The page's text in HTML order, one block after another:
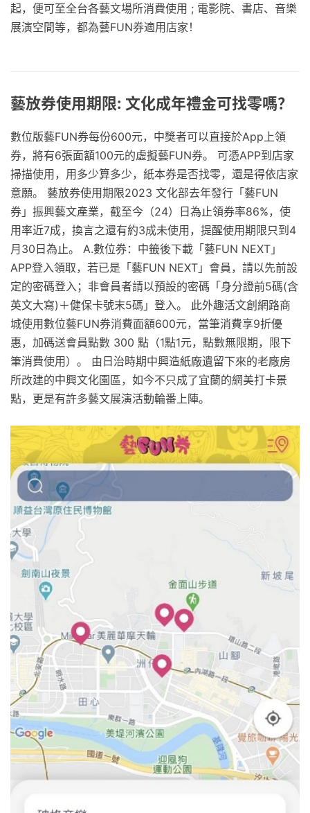
起，便可至全台各藝文場所消費使用 ; 電影院、書店、音樂
展演空間等，都為藝FUN券適用店家！
藝放券使用期限: 文化成年禮金可找零嗎？
數位版藝FUN券每份600元，中獎者可以直接於App上領
券，將有6張面額100元的虛擬藝FUN券。 可憑APP到店家
掃描使用，用多少算多少，紙本券是否找零，還是得依店家
意願。 藝放券使用期限2023 文化部去年發行「藝FUN
券」振興藝文產業，截至今（24）日為止領券率86%，使
用率近7成，換言之還有約3成未使用，提醒使用期限只到4
月30日為止。 A.數位券：中籤後下載「藝FUN NEXT」
APP登入領取，若已是「藝FUN NEXT」會員，請以先前設
定的密碼登入；非會員者請以預設的密碼「身分證前5碼(含
英文大寫)＋健保卡號末5碼」登入。 此外趣活文創網路商
城使用數位藝FUN券消費面額600元，當筆消費享9折優
惠，加碼送會員點數 300 點（1點1元，點數無限期，限下
筆消費使用）。 由日治時期中興造紙廠遺留下來的老廠房
所改建的中興文化園區，如今不只成了宜蘭的網美打卡景
點，更是有許多藝文展演活動輪番上陣。